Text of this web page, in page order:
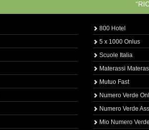
800 Hotel
5 x 1000 Onlus
Scuole Italia
Materassi
Mutuo Fast
Numero Verde
Numero Verde
Mio Numero Verde